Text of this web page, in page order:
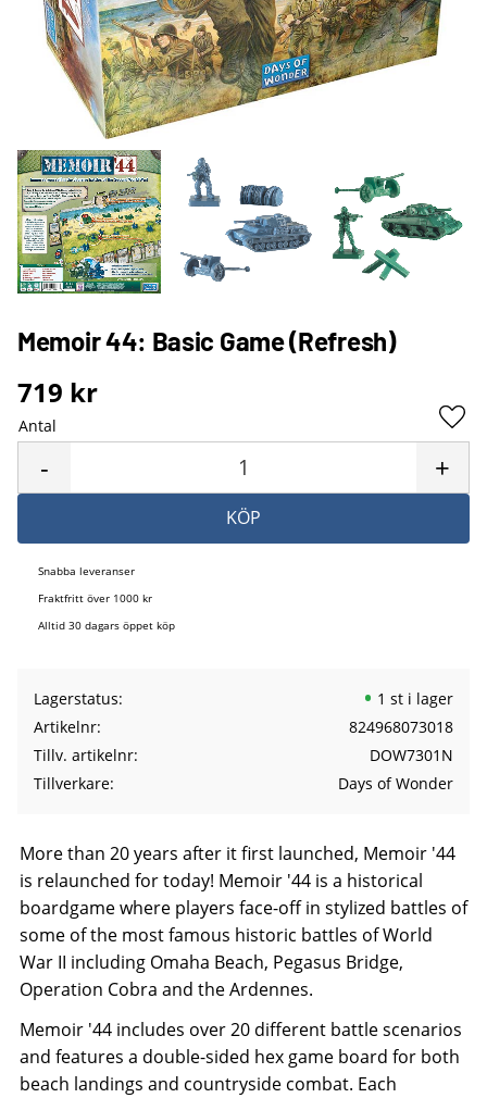
Memoir 44: Basic Game (Refresh)
719 kr
Antal
+
-
KÖP
Snabba leveranser
Fraktfritt över 1000 kr
Alltid 30 dagars öppet köp
Lagerstatus
1 st i lager
Artikelnr
824968073018
Tillv. artikelnr
DOW7301N
Tillverkare
Days of Wonder
More than 20 years after it first launched, Memoir '44
is relaunched for today! Memoir '44 is a historical
boardgame where players face-off in stylized battles of
some of the most famous historic battles of World
War II including Omaha Beach, Pegasus Bridge,
Operation Cobra and the Ardennes.
Memoir '44 includes over 20 different battle scenarios
and features a double-sided hex game board for both
beach landings and countryside combat. Each